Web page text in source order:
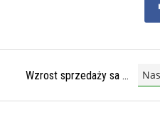
Wzrost sprzedaży sa